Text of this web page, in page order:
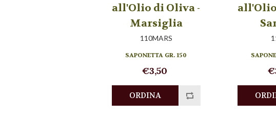
all'Olio di Oliva -
Marsiglia
110MARS
SAPONETTA GR. 150
€3,50